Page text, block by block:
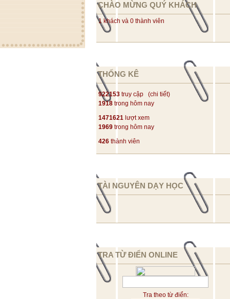
CHÀO MỪNG QUÝ KHÁCH
1 khách và 0 thành viên
THỐNG KÊ
922153 truy cập (chi tiết)
1918 trong hôm nay
1471621 lượt xem
1969 trong hôm nay
426 thành viên
TÀI NGUYÊN DẠY HỌC
TRA TỪ ĐIỂN ONLINE
Tra theo từ điển: